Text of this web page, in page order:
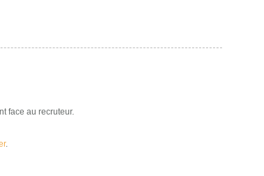
face au recruteur.
.